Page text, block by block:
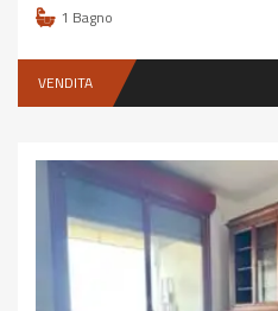
1 Bagno
VENDITA